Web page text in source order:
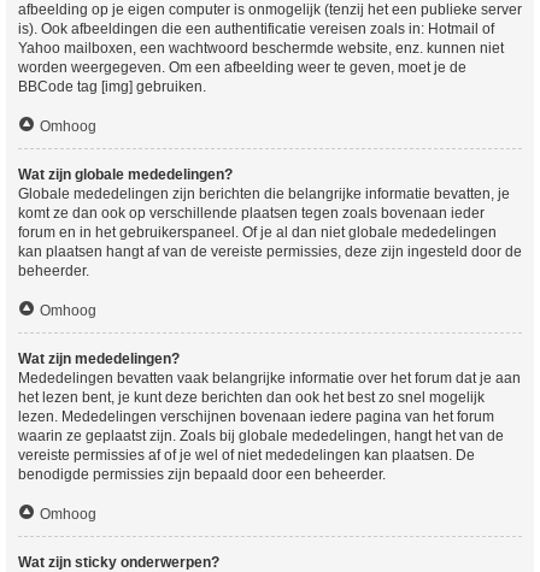
afbeelding op je eigen computer is onmogelijk (tenzij het een publieke server
is). Ook afbeeldingen die een authentificatie vereisen zoals in: Hotmail of
Yahoo mailboxen, een wachtwoord beschermde website, enz. kunnen niet
worden weergegeven. Om een afbeelding weer te geven, moet je de
BBCode tag [img] gebruiken.
Omhoog
Wat zijn globale mededelingen?
Globale mededelingen zijn berichten die belangrijke informatie bevatten, je
komt ze dan ook op verschillende plaatsen tegen zoals bovenaan ieder
forum en in het gebruikerspaneel. Of je al dan niet globale mededelingen
kan plaatsen hangt af van de vereiste permissies, deze zijn ingesteld door de
beheerder.
Omhoog
Wat zijn mededelingen?
Mededelingen bevatten vaak belangrijke informatie over het forum dat je aan
het lezen bent, je kunt deze berichten dan ook het best zo snel mogelijk
lezen. Mededelingen verschijnen bovenaan iedere pagina van het forum
waarin ze geplaatst zijn. Zoals bij globale mededelingen, hangt het van de
vereiste permissies af of je wel of niet mededelingen kan plaatsen. De
benodigde permissies zijn bepaald door een beheerder.
Omhoog
Wat zijn sticky onderwerpen?